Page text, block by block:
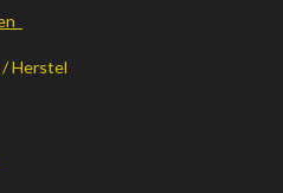
/ Herstel